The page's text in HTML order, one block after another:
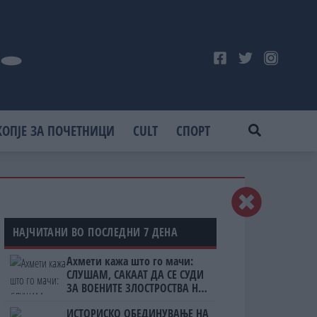
ЗА ПОЧЕТНИЦИ CULT СПОРТ
НАЈЧИТАНИ ВО ПОСЛЕДНИ 7 ДЕНА
Ахмети кажа што го мачи:
СЛУШАМ, САКААТ ДА СЕ СУДИ
ЗА ВОЕНИТЕ ЗЛОСТРОСТВА НА
ИСТОРИСКО ОБЕДИНУВАЊЕ НА